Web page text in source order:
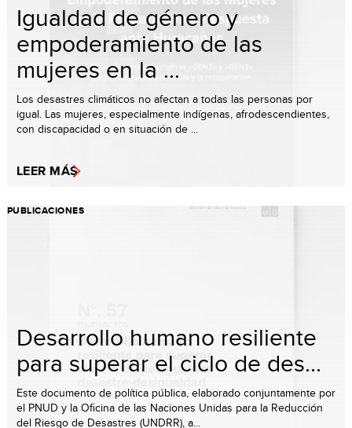
Igualdad de género y
empoderamiento de las
mujeres en la ...
Los desastres climáticos no afectan a todas las personas por
igual. Las mujeres, especialmente indígenas, afrodescendientes,
con discapacidad o en situación de ...
LEER MÁS
PUBLICACIONES
Desarrollo humano resiliente
para superar el ciclo de des...
Este documento de política pública, elaborado conjuntamente por
el PNUD y la Oficina de las Naciones Unidas para la Reducción
del Riesgo de Desastres (UNDRR), a...